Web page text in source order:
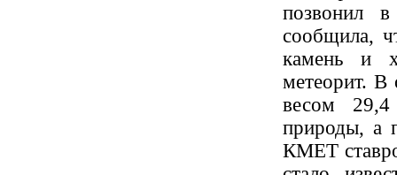
позвонил
сообщила,
камень и
метеорит. В
весом 29,4
природы, а
КМЕТ